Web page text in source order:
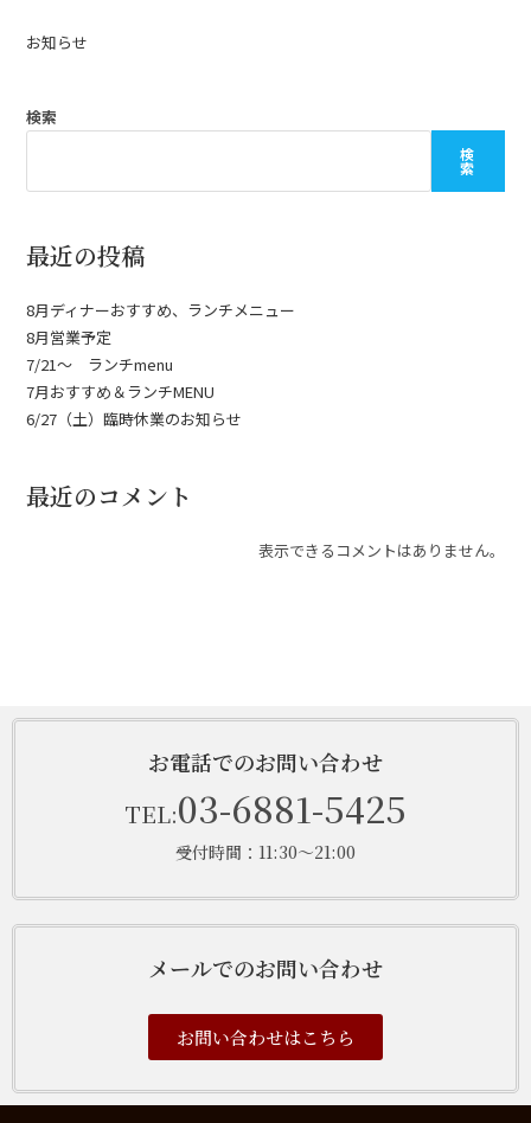
お知らせ
検索
検
索
最近の投稿
8月ディナーおすすめ、ランチメニュー
8月営業予定
7/21〜 ランチmenu
7月おすすめ＆ランチMENU
6/27（土）臨時休業のお知らせ
最近のコメント
表示できるコメントはありません。
お電話でのお問い合わせ
TEL:03-6881-5425
受付時間：11:30～21:00
メールでのお問い合わせ
お問い合わせはこちら